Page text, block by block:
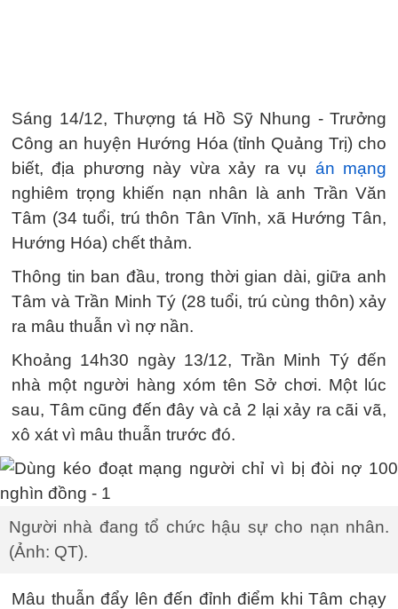
Sáng 14/12, Thượng tá Hồ Sỹ Nhung - Trưởng
Công an huyện Hướng Hóa (tỉnh Quảng Trị) cho
biết, địa phương này vừa xảy ra vụ án mạng
nghiêm trọng khiến nạn nhân là anh Trần Văn
Tâm (34 tuổi, trú thôn Tân Vĩnh, xã Hướng Tân,
Hướng Hóa) chết thảm.
Thông tin ban đầu, trong thời gian dài, giữa anh
Tâm và Trần Minh Tý (28 tuổi, trú cùng thôn) xảy
ra mâu thuẫn vì nợ nần.
Khoảng 14h30 ngày 13/12, Trần Minh Tý đến
nhà một người hàng xóm tên Sở chơi. Một lúc
sau, Tâm cũng đến đây và cả 2 lại xảy ra cãi vã,
xô xát vì mâu thuẫn trước đó.
Người nhà đang tổ chức hậu sự cho nạn nhân.
(Ảnh: QT).
Mâu thuẫn đẩy lên đến đỉnh điểm khi Tâm chạy